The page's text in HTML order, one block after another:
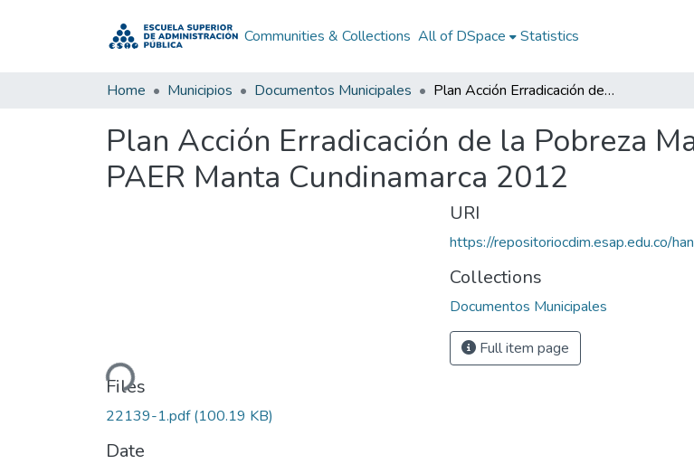
Communities & Collections All of DSpace Statistics
Home Municipios Documentos Municipales Plan Acción Erradicación de la Pobreza Manta Cundinamarca 2012: PAER Manta Cundinamarca 2012
Plan Acción Erradicación de la Pobreza
PAER Manta Cundinamarca 2012
Loading...
Files
22139-1.pdf(100.19 KB)
Date
URI
https://repositoriocdim.esap.edu.co/
Collections
Documentos Municipales
Full item page